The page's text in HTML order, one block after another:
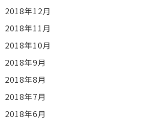
2018年12月
2018年11月
2018年10月
2018年9月
2018年8月
2018年7月
2018年6月